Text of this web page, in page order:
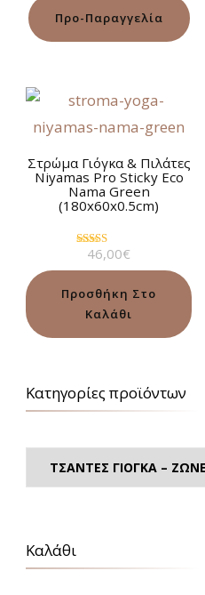
από 5
Προ-Παραγγελία
Στρώμα Γιόγκα & Πιλάτες
Niyamas Pro Sticky Eco
Nama Green
(180x60x0.5cm)
Βαθμολογήθηκε
από 5
46,00€
Προσθήκη Στο
Καλάθι
Κατηγορίες προϊόντων
Καλάθι